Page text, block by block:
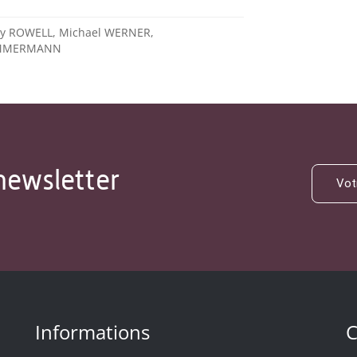
ROWELL, Michael WERNER,
Informations